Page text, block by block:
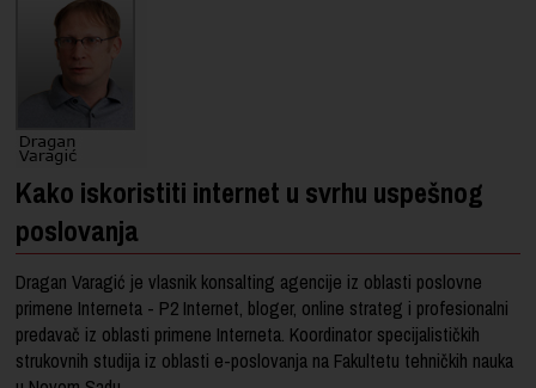
Kako iskoristiti internet u svrhu uspešnog
poslovanja
Dragan Varagić je vlasnik konsalting agencije iz oblasti poslovne
primene Interneta - P2 Internet, bloger, online strateg i profesionalni
predavač iz oblasti primene Interneta. Koordinator specijalističkih
strukovnih studija iz oblasti e-poslovanja na Fakultetu tehničkih nauka